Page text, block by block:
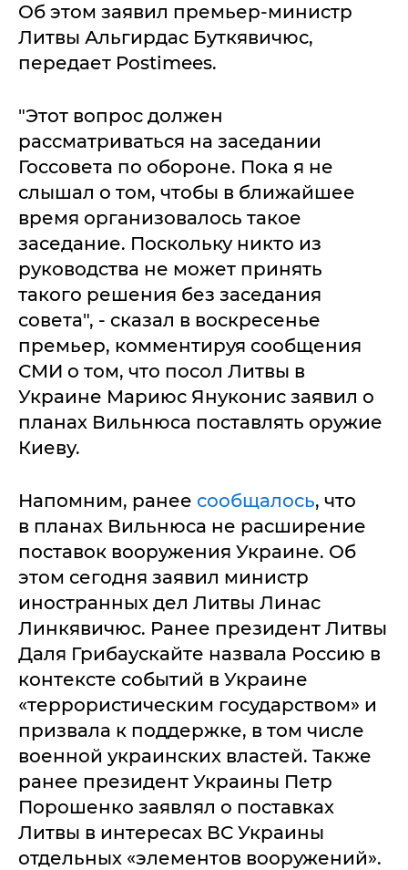
Об этом заявил премьер-министр
Литвы Альгирдас Буткявичюс,
передает Postimees.
"Этот вопрос должен
рассматриваться на заседании
Госсовета по обороне. Пока я не
слышал о том, чтобы в ближайшее
время организовалось такое
заседание. Поскольку никто из
руководства не может принять
такого решения без заседания
совета", - сказал в воскресенье
премьер, комментируя сообщения
СМИ о том, что посол Литвы в
Украине Мариюс Януконис заявил о
планах Вильнюса поставлять оружие
Киеву.
Напомним, ранее сообщалось, что
в планах Вильнюса не расширение
поставок вооружения Украине. Об
этом сегодня заявил министр
иностранных дел Литвы Линас
Линкявичюс. Ранее президент Литвы
Даля Грибаускайте назвала Россию в
контексте событий в Украине
«террористическим государством» и
призвала к поддержке, в том числе
военной украинских властей. Также
ранее президент Украины Петр
Порошенко заявлял о поставках
Литвы в интересах ВС Украины
отдельных «элементов вооружений».